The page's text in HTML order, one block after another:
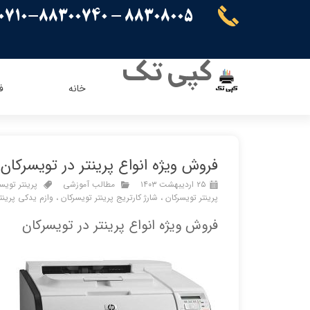
88308005 - 88300710-88300740
کپی تک خانه
پاناسونیک
شارپ
برادر
سامسونگ
توشیبا
فروش ویژه انواع پرینتر در تویسرکان
۲۵ اردیبهشت ۱۴۰۳ مطالب آموزشی پرینتر
پرینتر تویسرکان ، شارژ کارتریج پرینتر تویسرکان ، وازم یدکی
فروش ویژه انواع پرینتر در تویسرکان